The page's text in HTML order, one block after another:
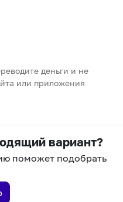
деньги и не
или приложения
вариант?
поможет подобрать